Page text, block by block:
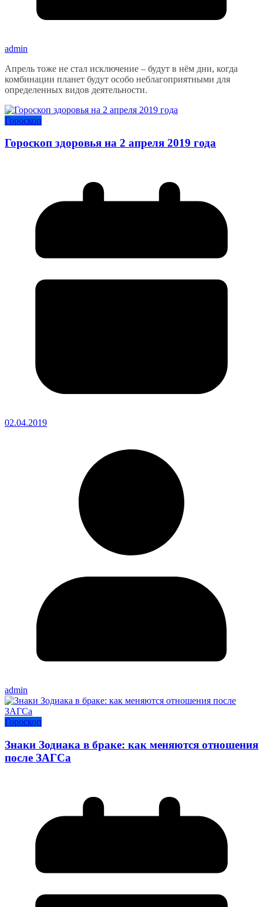
admin
Апрель тоже не стал исключение – будут в нём дни, когда
комбинации планет будут особо неблагоприятными для
определенных видов деятельности.
Гороскоп
Гороскоп здоровья на 2 апреля 2019 года
02.04.2019
admin
Гороскоп
Знаки Зодиака в браке: как меняются отношения
после ЗАГСа